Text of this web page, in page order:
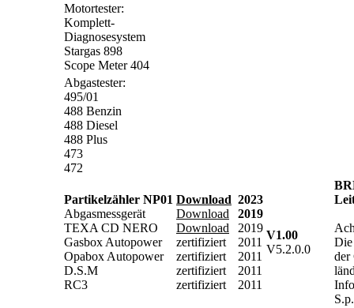
Motortester:
Komplett-
Diagnosesystem
Stargas 898
Scope Meter 404
Abgastester:
495/01
488 Benzin
488 Diesel
488 Plus
473
472
Partikelzähler NP01
Abgasmessgerät
TEXA CD NERO
Gasbox Autopower
Opabox Autopower
D.S.M
RC3
Download
Download
Download
zertifiziert
zertifiziert
zertifiziert
zertifiziert
2023
2019
2019
2011
2011
2011
2011
V1.00
V5.2.0.0
der